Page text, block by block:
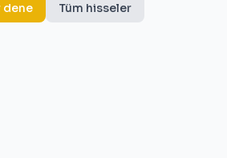
dene Tüm hisseler